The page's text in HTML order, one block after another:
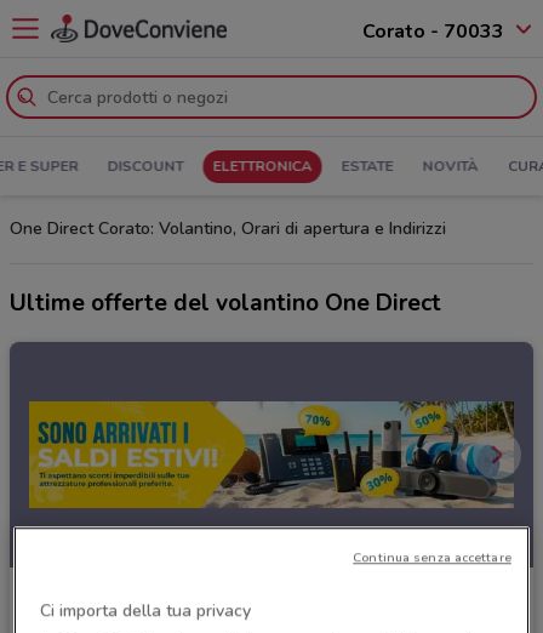
Corato - 70033
E SUPER DISCOUNT ELETTRONICA ESTATE NOVITÀ
One Direct Corato: Volantino, Orari di apertura e Indirizzi
Ultime offerte del volantino One Direct
Ci importa della tua privacy
Continua senza accettare